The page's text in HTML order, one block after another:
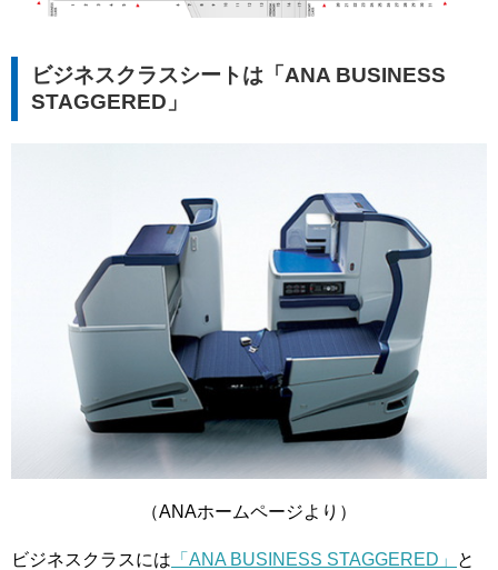
ビジネスクラスシートは「ANA BUSINESS
STAGGERED」
（ANAホームページより）
ビジネスクラスには 「ANA BUSINESS STAGGERED」
と